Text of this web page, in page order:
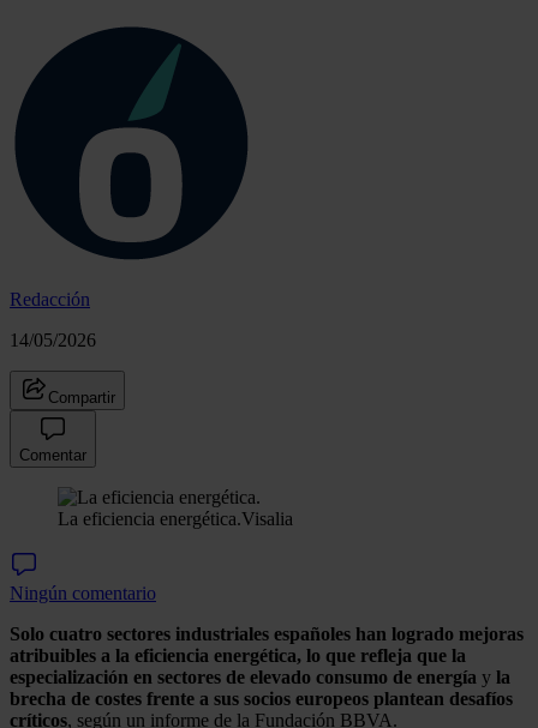
Redacción
14/05/2026
Compartir
Comentar
La eficiencia energética.Visalia
Ningún comentario
Solo cuatro sectores industriales españoles han logrado mejoras
atribuibles a la eficiencia energética, lo que refleja que la
especialización en sectores de elevado consumo de energía y la
brecha de costes frente a sus socios europeos plantean desafíos
críticos, según un informe de la Fundación BBVA.